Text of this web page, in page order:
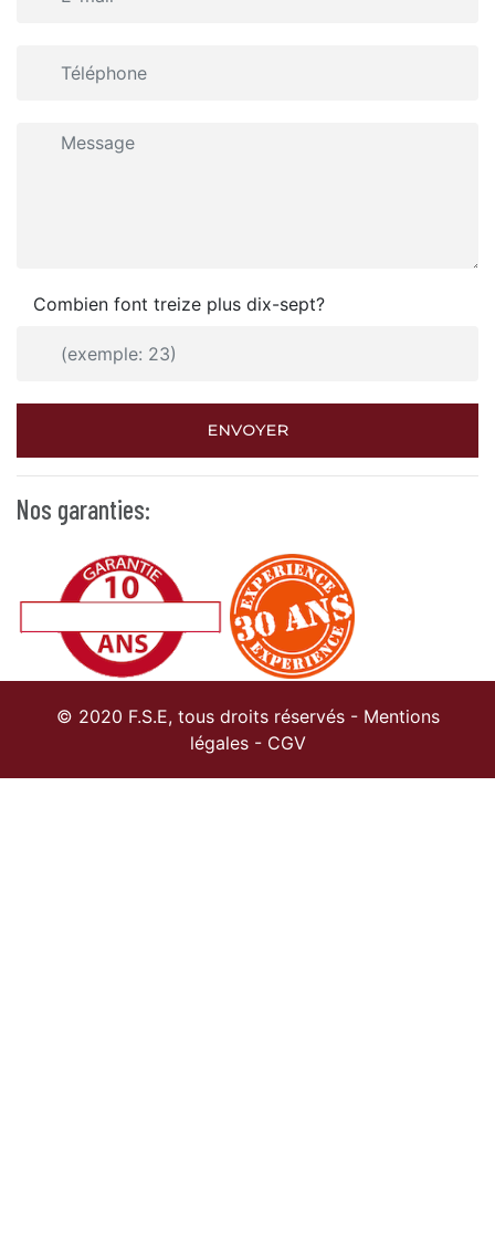
Combien font treize plus dix-sept?
ENVOYER
Nos garanties:
© 2020 F.S.E, tous droits réservés - Mentions
légales- CGV